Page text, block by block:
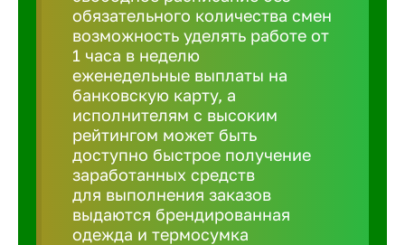
Белгород
обязательного количества смен
возможность уделять работе от
1 часа в неделю
еженедельные выплаты на
банковскую карту, а
исполнителям с высоким
рейтингом может быть
доступно быстрое получение
заработанных средств
для выполнения заказов
выдаются брендированная
одежда и термосумка